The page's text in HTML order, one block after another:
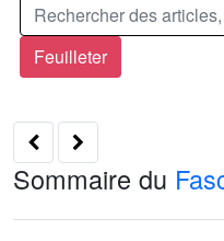
Feuilleter
Sommaire du